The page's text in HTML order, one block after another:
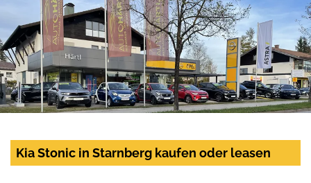
Kia Stonic in Starnberg kaufen oder leasen